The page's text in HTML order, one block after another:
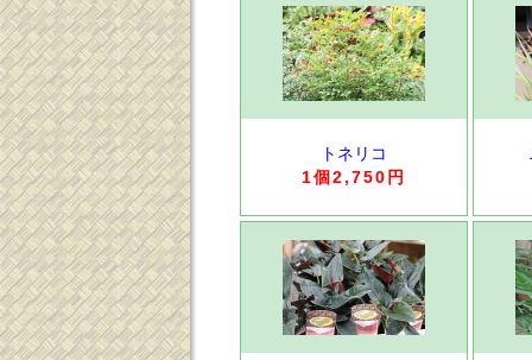
トネリコ
1個2,750円